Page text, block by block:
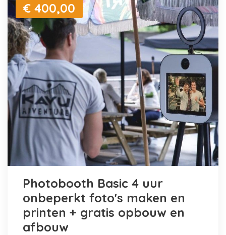
€ 400,00
Photobooth Basic 4 uur
onbeperkt foto's maken en
printen + gratis opbouw en
afbouw